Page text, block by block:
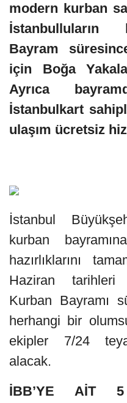
modern kurban
İstanbulluların
Bayram
için Boğa
Ayrıca
İstanbulkart
ulaşım ücretsiz
İstanbul
kurban
hazırlıklarını
Haziran tarihleri
Kurban Bayramı
herhangi bir
ekipler 7/24
alacak.
İBB’YE AİT 5